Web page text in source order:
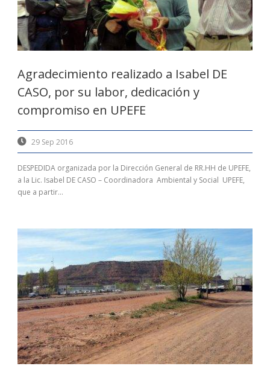
Agradecimiento realizado a Isabel DE
CASO, por su labor, dedicación y
compromiso en UPEFE
29 Sep 2016
DESPEDIDA organizada por la Dirección General de RR.HH de UPEFE,
a la Lic. Isabel DE CASO – Coordinadora Ambiental y Social UPEFE,
que a partir...